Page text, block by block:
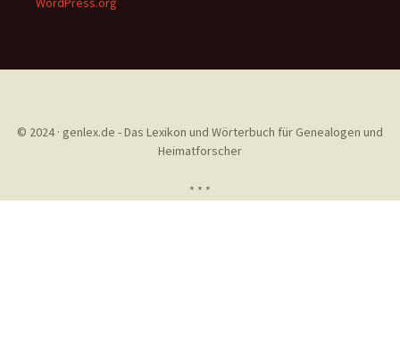
© 2024 · genlex.de - Das Lexikon und Wörterbuch für Genealogen und
Heimatforscher
* * *